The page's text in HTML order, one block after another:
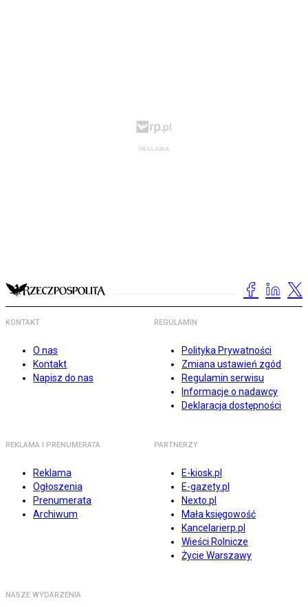
KONTAKT
O nas
Kontakt
Napisz do nas
REGULAMIN
Polityka Prywatności
Zmiana ustawień zgód
Regulamin serwisu
Informacje o nadawcy
Deklaracja dostępności
REKLAMA I PRENUMERATA
Reklama
Ogłoszenia
Prenumerata
Archiwum
PARTNERZY
E-kiosk.pl
E-gazety.pl
Nexto.pl
Mała księgowość
Kancelarierp.pl
Wieści Rolnicze
Życie Warszawy
NASZE WYDARZENIA